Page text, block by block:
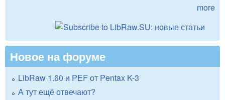
more
Новое на форуме
LibRaw 1.60 и PEF от Pentax K-3
А тут ещё отвечают?